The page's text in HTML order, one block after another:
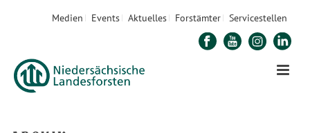
Medien Events Aktuelles Forstämter Servicestellen